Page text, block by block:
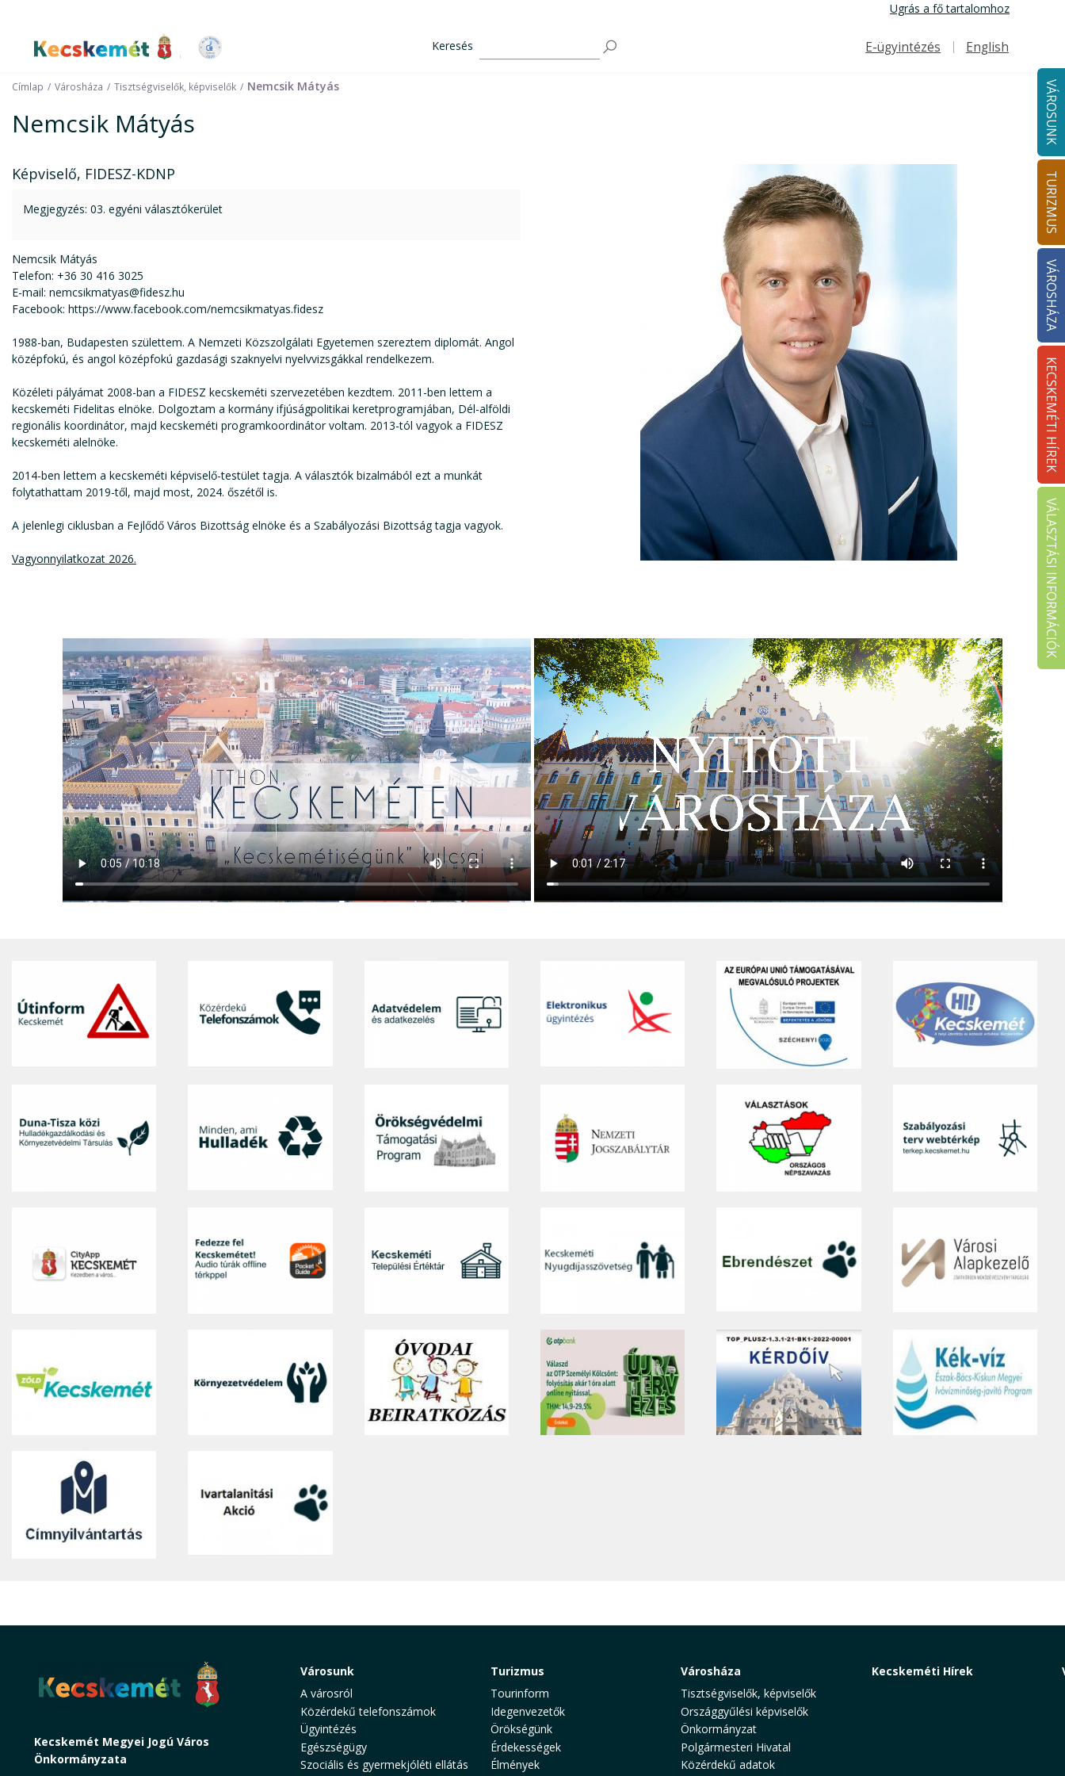
Ugrás a fő tartalomhoz
Kecskemét Város Honlapja
Keresés
Felső navigáció
E-ügyintézés English
VÁROSUNK
TURIZMUS
VÁROSHÁZA
KECSKEMÉTI HÍREK
VÁLASZTÁSI INFORMÁCIÓK
Címlap Városháza Tisztségviselők, képviselők Nemcsik Mátyás
Nemcsik Mátyás
Képviselő, FIDESZ-KDNP
Megjegyzés: 03. egyéni választókerület
Nemcsik Mátyás
Telefon: +36 30 416 3025
E-mail: nemcsikmatyas@fidesz.hu
Facebook: https://www.facebook.com/nemcsikmatyas.fidesz
1988-ban, Budapesten születtem. A Nemzeti Közszolgálati Egyetemen szereztem diplomát. Angol
középfokú, és angol középfokú gazdasági szaknyelvi nyelvvizsgákkal rendelkezem.
Közéleti pályámat 2008-ban a FIDESZ kecskeméti szervezetében kezdtem. 2011-ben lettem a
kecskeméti Fidelitas elnöke. Dolgoztam a kormány ifjúságpolitikai keretprogramjában, Dél-alföldi
regionális koordinátor, majd kecskeméti programkoordinátor voltam. 2013-tól vagyok a FIDESZ
kecskeméti alelnöke.
2014-ben lettem a kecskeméti képviselő-testület tagja. A választók bizalmából ezt a munkát
folytathattam 2019-től, majd most, 2024. őszétől is.
A jelenlegi ciklusban a Fejlődő Város Bizottság elnöke és a Szabályozási Bizottság tagja vagyok.
Vagyonnyilatkozat 2026.
Kecskemét Megyei Jogú Város
Önkormányzata
Városunk
A városról
Közérdekű telefonszámok
Ügyintézés
Egészségügy
Szociális és gyermekjóléti ellátás
Turizmus
Tourinform
Idegenvezetők
Örökségünk
Érdekességek
Élmények
Városháza
Tisztségviselők, képviselők
Országgyűlési képviselők
Önkormányzat
Polgármesteri Hivatal
Közérdekű adatok
Kecskeméti Hírek